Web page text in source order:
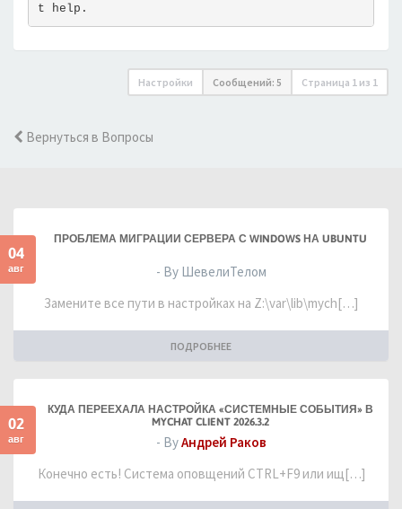
t help.
Настройки Сообщений: 5 Страница 1 из 1
Вернуться в Вопросы
04
авг
ПРОБЛЕМА МИГРАЦИИ СЕРВЕРА С WINDOWS НА UBUNTU
- By ШевелиТелом
Замените все пути в настройках на Z:\var\lib\mych[…]
ПОДРОБНЕЕ
02
авг
КУДА ПЕРЕЕХАЛА НАСТРОЙКА «СИСТЕМНЫЕ СОБЫТИЯ» В
MYCHAT CLIENT 2026.3.2
- ByАндрей Раков
Конечно есть! Система оповщений CTRL+F9 или ищ[…]